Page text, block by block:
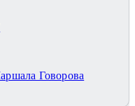
Говорова